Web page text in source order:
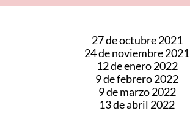
27 de octubre 2021
24 de noviembre 2021
12 de enero 2022
9 de febrero 2022
9 de marzo 2022
13 de abril 2022